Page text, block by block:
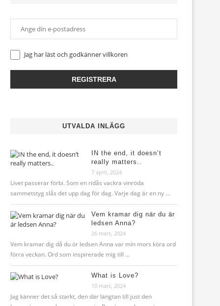
Jag har läst och godkännervillkoren
UTVALDA INLÄGG
IN the end, it doesn’t
really matters..
7 april, 2024
Livet passerar förbi. Som en ridås vackra vinröda
sammetstyg slås det upp dag för dag. Varje dag är en ny …
Vem kramar dig när du är
ledsen Anna?
26 mars, 2024
Vem kramar dig då du ör ledsen Anna var min mors köra ord
förra veckan. Ord som inspirerade mig till …
What is Love?
10 mars, 2024
Jag känner det så starkt, den där längtan till just den